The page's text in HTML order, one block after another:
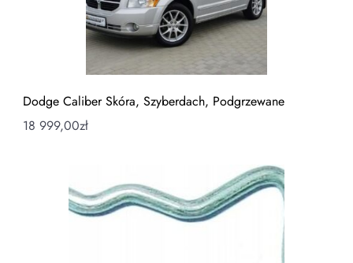
Dodge Caliber Skóra, Szyberdach, Podgrzewane
18 999,00zł